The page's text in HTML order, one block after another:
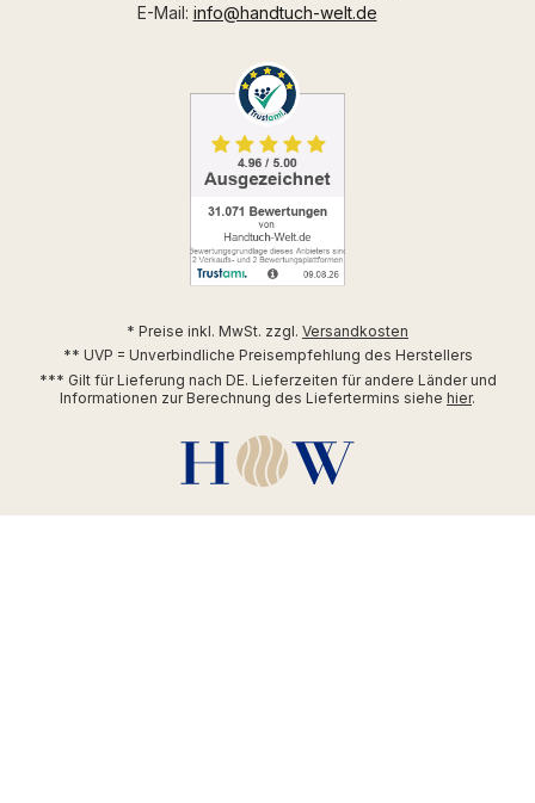
E-Mail: info@handtuch-welt.de
* Preise inkl. MwSt. zzgl. Versandkosten
** UVP = Unverbindliche Preisempfehlung des Herstellers
*** Gilt für Lieferung nach DE. Lieferzeiten für andere Länder und
Informationen zur Berechnung des Liefertermins siehe hier.